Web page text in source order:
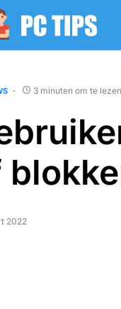
3 minuten om te lezen
2022